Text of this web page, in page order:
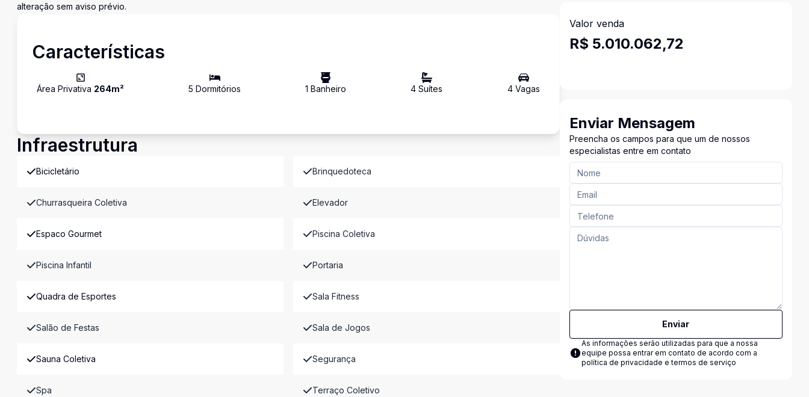
alteração sem aviso prévio.
Características
Área Privativa 264m² 5 Dormitórios 1 Banheiro 4 Suítes 4Vagas
Infraestrutura
Bicicletário Brinquedoteca
Churrasqueira Coletiva Elevador
Espaco Gourmet Piscina Coletiva
Piscina Infantil Portaria
Quadra de Esportes Sala Fitness
Salão de Festas Sala de Jogos
Sauna Coletiva Segurança
Spa Terraço Coletivo
Valor venda
R$ 5.010.062,72
Enviar Mensagem
Preencha os campos para que um de nossos
especialistas entre em contato
Enviar
As informações serão utilizadas para que a nossa
equipe possa entrar em contato de acordo com a
política de privacidade e termos de serviço